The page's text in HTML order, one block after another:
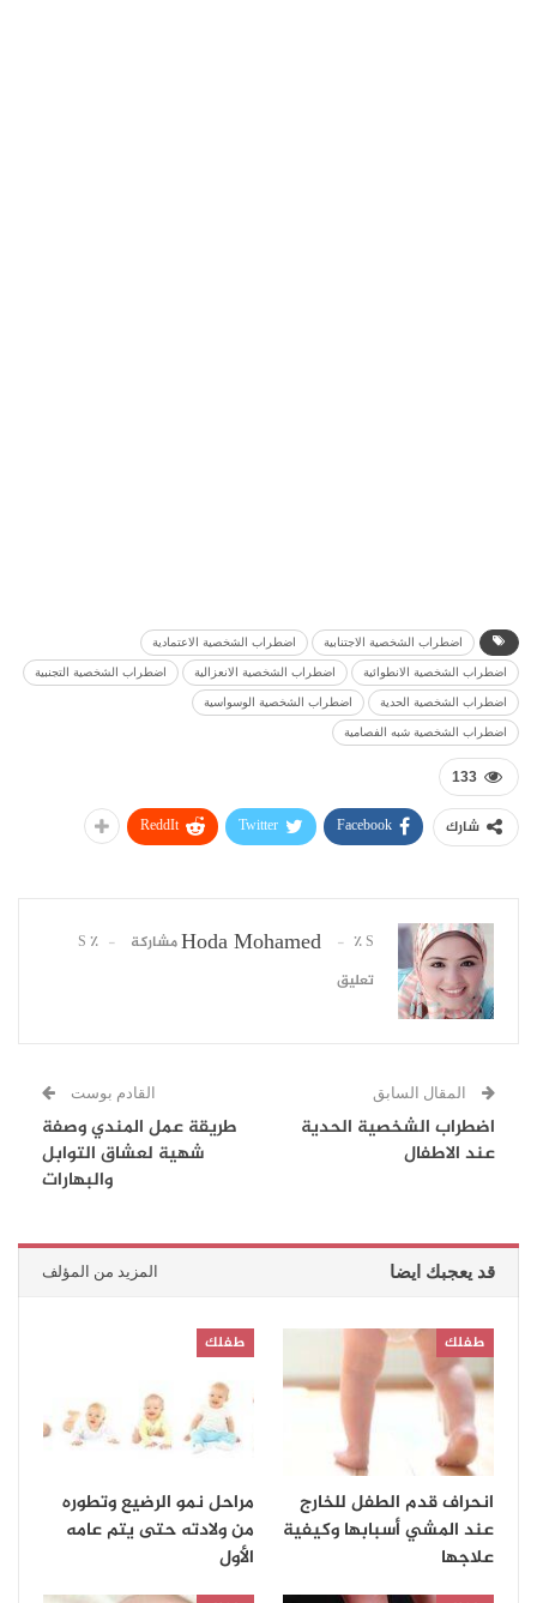
اضطراب الشخصية الاجتنابية اضطراب الشخصية الاعتمادية
اضطراب الشخصية الانطوائية اضطراب الشخصية الانعزالية اضطراب الشخصية التجنبية
اضطراب الشخصية الحدية اضطراب الشخصية الوسواسية
اضطراب الشخصية شبه الفصامية
133
شارك Facebook
Twitter
ReddIt
Hoda Mohamed ٪ S مشاركة
٪ S
تعليق
المقال السابق
اضطراب الشخصية الحدية
عند الاطفال
القادم بوست
طريقة عمل المندي وصفة
شهية لعشاق التوابل
والبهارات
قد يعجبك ايضا المزيد من المؤلف
طفلك
انحراف قدم الطفل للخارج
عند المشي أسبابها وكيفية
علاجها
طفلك
مراحل نمو الرضيع وتطوره
من ولادته حتى يتم عامه
الأول